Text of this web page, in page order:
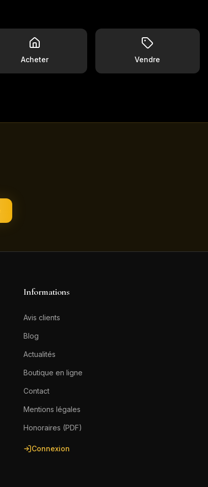
Acheter Vendre
Informations
Avis clients
Blog
Actualités
Boutique en ligne
Contact
Mentions légales
Honoraires (PDF)
Connexion